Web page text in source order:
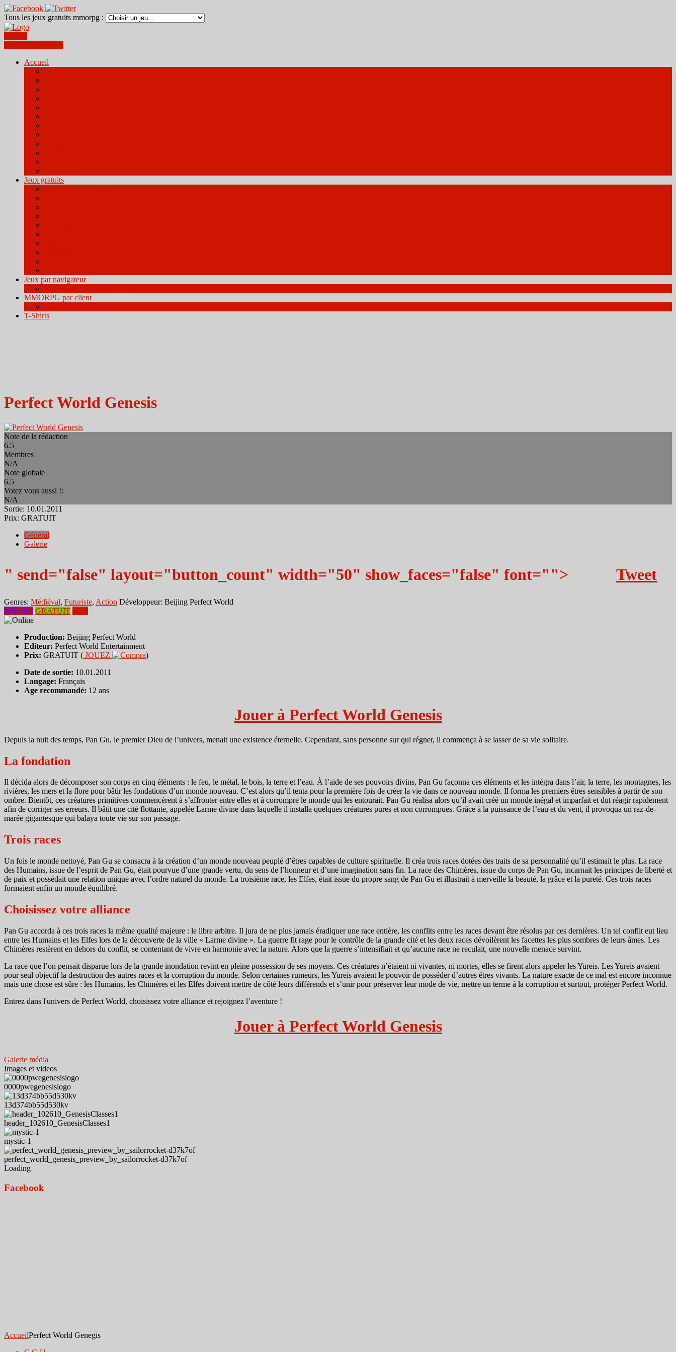
Tous les jeux gratuits mmorpg :
Accueil
Jeux gratuits
Jeux par navigateur
MMORPG par client
T-Shirts
Perfect World Genesis
Note de la rédaction
6.5
Membres
N/A
Note globale
6.5
Votez vous aussi !:
N/A
Sortie: 10.01.2011
Prix: GRATUIT
Général
Galerie
" send="false" layout="button_count" width="50" show_faces="false" font=""> Tweet
Genres: Médiéval, Futuriste, Action Développeur: Beijing Perfect World
CLIENT GRATUIT
Production: Beijing Perfect World
Editeur: Perfect World Entertainment
Prix: GRATUIT ( JOUEZ
)
Date de sortie: 10.01.2011
Langage: Français
Age recommandé: 12 ans
Jouer à Perfect World Genesis
Depuis la nuit des temps, Pan Gu, le premier Dieu de l’univers, menait une existence éternelle. Cependant, sans personne sur qui régner, il commença à se lasser de sa vie solitaire.
La fondation
Il décida alors de décomposer son corps en cinq éléments : le feu, le métal, le bois, la terre et l’eau. À l’aide de ses pouvoirs divins, Pan Gu façonna ces éléments et les intégra dans l’air, la terre, les montagnes, les
rivières, les mers et la flore pour bâtir les fondations d’un monde nouveau. C’est alors qu’il tenta pour la première fois de créer la vie dans ce nouveau monde. Il forma les premiers êtres sensibles à partir de son
ombre. Bientôt, ces créatures primitives commencèrent à s’affronter entre elles et à corrompre le monde qui les entourait. Pan Gu réalisa alors qu’il avait créé un monde inégal et imparfait et dut réagir rapidement
afin de corriger ses erreurs. Il bâtit une cité flottante, appelée Larme divine dans laquelle il installa quelques créatures pures et non corrompues. Grâce à la puissance de l’eau et du vent, il provoqua un raz-de-
marée gigantesque qui balaya toute vie sur son passage.
Trois races
Un fois le monde nettoyé, Pan Gu se consacra à la création d’un monde nouveau peuplé d’êtres capables de culture spirituelle. Il créa trois races dotées des traits de sa personnalité qu’il estimait le plus. La race
des Humains, issue de l’esprit de Pan Gu, était pourvue d’une grande vertu, du sens de l’honneur et d’une imagination sans fin. La race des Chimères, issue du corps de Pan Gu, incarnait les principes de liberté et
de paix et possédait une relation unique avec l’ordre naturel du monde. La troisième race, les Elfes, était issue du propre sang de Pan Gu et illustrait à merveille la beauté, la grâce et la pureté. Ces trois races
formaient enfin un monde équilibré.
Choisissez votre alliance
Pan Gu accorda à ces trois races la même qualité majeure : le libre arbitre. Il jura de ne plus jamais éradiquer une race entière, les conflits entre les races devant être résolus par ces dernières. Un tel conflit eut lieu
entre les Humains et les Elfes lors de la découverte de la ville « Larme divine ». La guerre fit rage pour le contrôle de la grande cité et les deux races dévoilèrent les facettes les plus sombres de leurs âmes. Les
Chimères restèrent en dehors du conflit, se contentant de vivre en harmonie avec la nature. Alors que la guerre s’intensifiait et qu’aucune race ne reculait, une nouvelle menace survint.
La race que l’on pensait disparue lors de la grande inondation revint en pleine possession de ses moyens. Ces créatures n’étaient ni vivantes, ni mortes, elles se firent alors appeler les Yureis. Les Yureis avaient
pour seul objectif la destruction des autres races et la corruption du monde. Selon certaines rumeurs, les Yureis avaient le pouvoir de posséder d’autres êtres vivants. La nature exacte de ce mal est encore inconnue
mais une chose est sûre : les Humains, les Chimères et les Elfes doivent mettre de côté leurs différends et s’unir pour préserver leur mode de vie, mettre un terme à la corruption et surtout, protéger Perfect World.
Entrez dans l'univers de Perfect World, choisissez votre alliance et rejoignez l’aventure !
Jouer à Perfect World Genesis
Galerie média
Images et videos
0000pwegenesislogo
13d374bb55d530kv
header_102610_GenesisClasses1
mystic-1
perfect_world_genesis_preview_by_sailorrocket-d37k7of
Loading
Facebook
AccueilPerfect World Genegis